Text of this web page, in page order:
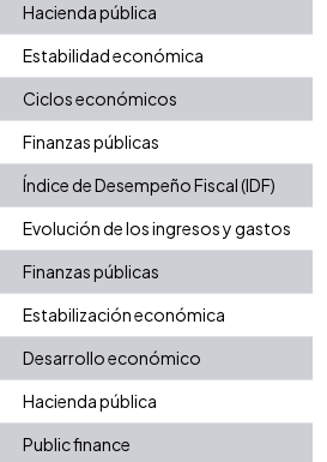
Hacienda pública
Estabilidad económica
Ciclos económicos
Finanzas públicas
Índice de Desempeño Fiscal (IDF)
Evolución de los ingresos y gastos
Finanzas públicas
Estabilización económica
Desarrollo económico
Hacienda pública
Public finance